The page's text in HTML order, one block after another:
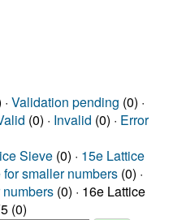
Validation pending (0) ·
(0) · Invalid (0) · Error
Sieve (0) · 15e Lattice
smaller numbers (0) ·
(0) · 16e Lattice
(0)